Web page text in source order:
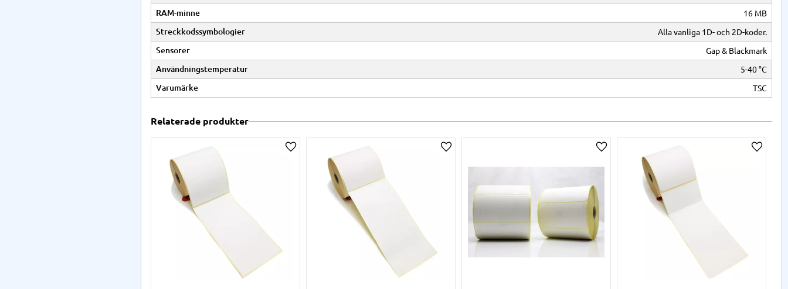
RAM-minne
16 MB
Streckkodssymbologier
Alla vanliga 1D- och 2D-koder.
Sensorer
Gap & Blackmark
Användningstemperatur
5-40 °C
Varumärke
TSC
Relaterade produkter
Lägg till i önskelista Lägg till i önskelista Lägg till i önskelista Lägg